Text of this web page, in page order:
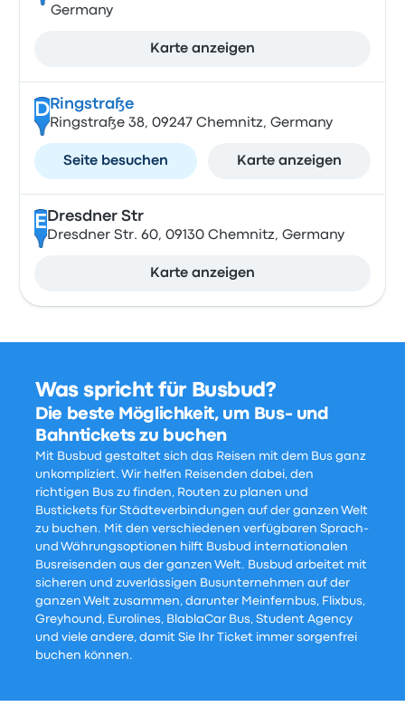
Germany
Karte anzeigen
DRingstraße
Ringstraße 38, 09247 Chemnitz, Germany
Seite besuchen Karte anzeigen
E Dresdner Str
Dresdner Str. 60, 09130 Chemnitz, Germany
Karte anzeigen
Was spricht für Busbud?
Die beste Möglichkeit, um Bus- und
Bahntickets zu buchen
Mit Busbud gestaltet sich das Reisen mit dem Bus ganz
unkompliziert. Wir helfen Reisenden dabei, den
richtigen Bus zu finden, Routen zu planen und
Bustickets für Städteverbindungen auf der ganzen Welt
zu buchen. Mit den verschiedenen verfügbaren Sprach-
und Währungsoptionen hilft Busbud internationalen
Busreisenden aus der ganzen Welt. Busbud arbeitet mit
sicheren und zuverlässigen Busunternehmen auf der
ganzen Welt zusammen, darunter Meinfernbus, Flixbus,
Greyhound, Eurolines, BlablaCar Bus, Student Agency
und viele andere, damit Sie Ihr Ticket immer sorgenfrei
buchen können.